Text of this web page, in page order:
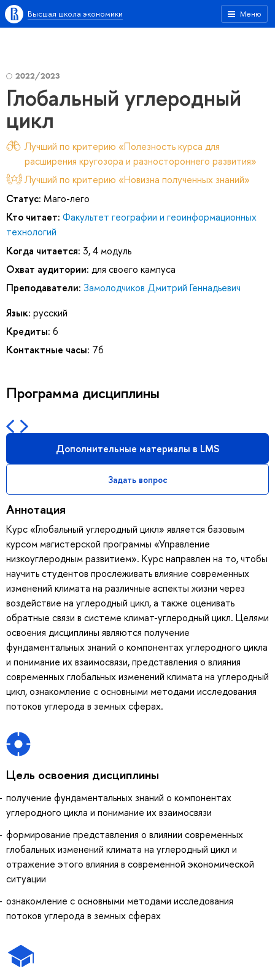
Меню
Высшая школа экономики
2022/2023
Глобальный углеродный
цикл
Лучший по критерию «Полезность курса для
расширения кругозора и разностороннего развития»
Лучший по критерию «Новизна полученных знаний»
Статус: Маго-лего
Кто читает: Факультет географии и геоинформационных
технологий
Когда читается: 3, 4 модуль
Охват аудитории: для своего кампуса
Преподаватели: Замолодчиков Дмитрий Геннадьевич
Язык: русский
Кредиты: 6
Контактные часы: 76
Программа дисциплины
Дополнительные материалы в LMS
Задать вопрос
Аннотация
Курс «Глобальный углеродный цикл» является базовым
курсом магистерской программы «Управление
низкоуглеродным развитием». Курс направлен на то, чтобы
научить студентов прослеживать влияние современных
изменений климата на различные аспекты жизни через
воздействие на углеродный цикл, а также оценивать
обратные связи в системе климат-углеродный цикл. Целями
освоения дисциплины являются получение
фундаментальных знаний о компонентах углеродного цикла
и понимание их взаимосвязи, представления о влияния
современных глобальных изменений климата на углеродный
цикл, ознакомление с основными методами исследования
потоков углерода в земных сферах.
Цель освоения дисциплины
получение фундаментальных знаний о компонентах
углеродного цикла и понимание их взаимосвязи
формирование представления о влиянии современных
глобальных изменений климата на углеродный цикл и
отражение этого влияния в современной экономической
ситуации
ознакомление с основными методами исследования
потоков углерода в земных сферах